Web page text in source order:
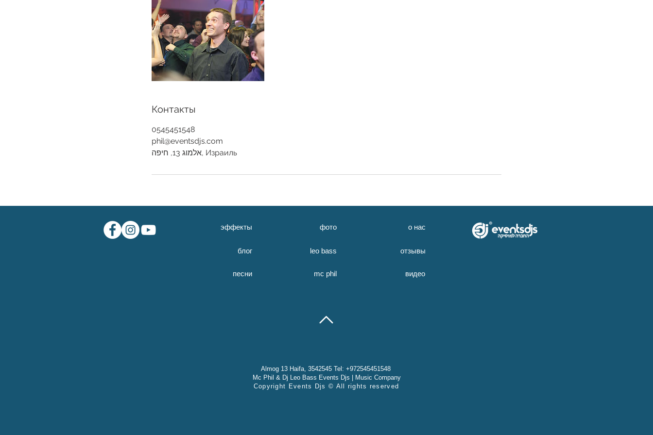
Контакты
0545451548
phil@eventsdjs.com
אלמוג 13, חיפה, Израиль
эффекты
блог
песни
фото
leo bass
mc phil
о нас
отзывы
видео
Almog 13 Haifa, 3542545 Tel: +972545451548
Mc Phil & Dj Leo Bass Events Djs | Music Company
Copyright Events Djs © All rights reserved